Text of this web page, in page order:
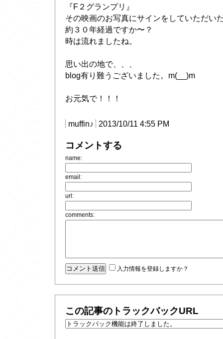
『F２グランプリ』
その映画のお写真にサインをしていただい
約３０年経過ですか〜？
時は流れましたね。
思い出の地で、、、
blog有り難うございました。m(__)m
お元気で！！！
muffin♪ 2013/10/11 4:55 PM
コメントする
name:
email:
url:
comments:
入力情報を登録しますか？
この記事のトラックバックURL